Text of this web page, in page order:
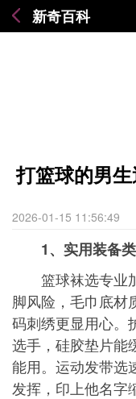
新奇百科
打篮球的男
2026-01-15 11:56:49
1、实用装备
篮球袜选专业
脚风险，毛巾底材
码刺绣更显用心。
选手，硅胶垫片能
能用。运动发带选
发挥，印上他名字